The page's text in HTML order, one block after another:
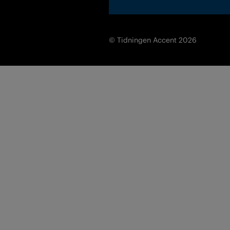
© Tidningen Accent 2026